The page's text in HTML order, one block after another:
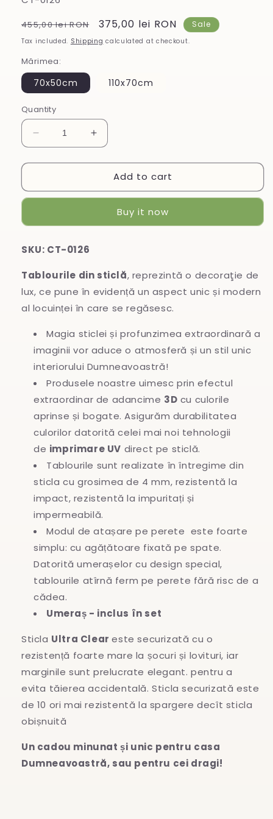
Regular
price
455,00 lei RON
Sale
price
375,00 lei RON Sale
Tax included. Shipping calculated at checkout.
Mărimea:
70x50cm 110x70cm
Quantity
Decrease
quantity
for
din
sticlă
Increase
quantity
for
Tablou
din
sticlă
Add to cart
Buy it now
SKU: CT-0126
Tablourile din sticlă, reprezintă o decoraţie de
lux, ce pune în evidență un aspect unic și modern
al locuinței în care se regăsesc.
Magia sticlei și profunzimea extraordinară a
imaginii vor aduce o atmosferă și un stil unic
interiorului Dumneavoastră!
Produsele noastre uimesc prin efectul
extraordinar de adancime 3D cu culorile
aprinse și bogate. Asigurăm durabilitatea
culorilor datorită celei mai noi tehnologii
de imprimare UV direct pe sticlă.
Tablourile sunt realizate în întregimedin
sticla cu grosimea de 4 mm, rezistentă la
impact, rezistentă la impuritați și
impermeabilă.
Modul de atașare pe perete este foarte
simplu: cu agățătoare fixată pe spate.
Datorită umerașelor cu design special,
tablourile atîrnă ferm pe perete fără risc de a
cădea.
Umeraș - inclus în set
Sticla Ultra Cleareste securizată cu o
rezistență foarte mare la șocuri și lovituri, iar
marginile sunt prelucrate elegant. pentru a
evita tăierea accidentală. Sticla securizată este
de 10 ori mai rezistentă la spargere decît sticla
obișnuită
Un cadou minunat și unic pentru casa
Dumneavoastră, sau pentru cei dragi!